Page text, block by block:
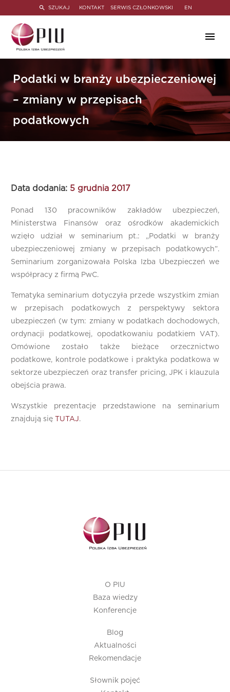
SZUKAJ KONTAKT SERWIS CZŁONKOWSKI EN
Podatki w branży ubezpieczeniowej
– zmiany w przepisach
podatkowych
Data dodania: 5 grudnia 2017
Ponad 130 pracowników zakładów ubezpieczeń,
Ministerstwa Finansów oraz ośrodków akademickich
wzięło udział w seminarium pt.: „Podatki w branży
ubezpieczeniowej zmiany w przepisach podatkowych”.
Seminarium zorganizowała Polska Izba Ubezpieczeń we
współpracy z firmą PwC.
Tematyka seminarium dotyczyła przede wszystkim zmian
w przepisach podatkowych z perspektywy sektora
ubezpieczeń (w tym: zmiany w podatkach dochodowych,
ordynacji podatkowej, opodatkowaniu podatkiem VAT).
Omówione zostało także bieżące orzecznictwo
podatkowe, kontrole podatkowe i praktyka podatkowa w
sektorze ubezpieczeń oraz transfer pricing, JPK i klauzula
obejścia prawa.
Wszystkie prezentacje przedstawione na seminarium
znajdują się
TUTAJ.
O PIU
Baza wiedzy
Konferencje
Blog
Aktualności
Rekomendacje
Słownik pojęć